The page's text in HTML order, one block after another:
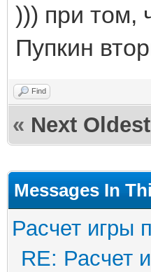
))) при том,
Пупкин
Find
« Next Oldest
Messages In
Расчет игры
RE: Расчет